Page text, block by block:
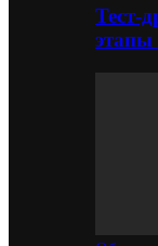
Тест-
этапы